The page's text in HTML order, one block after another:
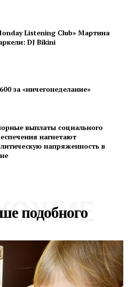
Listening Club» Мартина
DJ Bikini
за «ничегонеделание»
выплаты социального
нагнетают
напряженность в
подобного